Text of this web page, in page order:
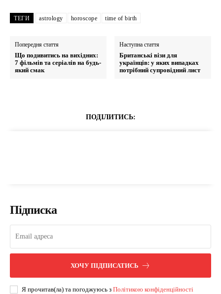
ТЕГИ astrology horoscope time of birth
Попередня стаття
Що подивитись на вихідних:
7 фільмів та серіалів на будь-
який смак
Наступна стаття
Британські візи для
українців: у яких випадках
потрібний супровідний лист
ПОДІЛИТИСЬ:
Підписка
ХОЧУ ПІДПИСАТИСЬ
Я прочитав(ла) та погоджуюсь з Політикою конфіденційності